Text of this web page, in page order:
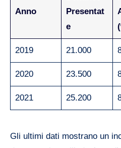
Anno
Presentat
e
2019 21.000
2020 23.500
2021 25.200
Gli ultimi dati mostrano un